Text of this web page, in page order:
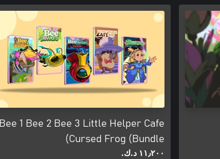
Bee 1 Bee 2 Bee 3 Little Helper Cafe
Cursed Frog (Bundle)
١١٫٢٠٠ د.ك.‏